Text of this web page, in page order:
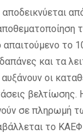
απαιτούμενο το
και τα
οι
βελτίωσης.
σε πληρωμή
το